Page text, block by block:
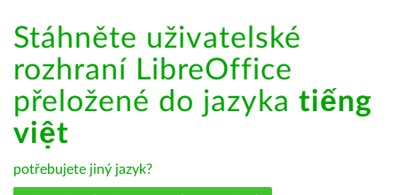
Stáhněte uživatelské
rozhraní LibreOffice
přeložené do jazyka tiếng
việt
potřebujete jiný jazyk?